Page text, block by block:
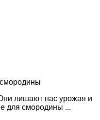
лишают нас урожая и
для смородины ...